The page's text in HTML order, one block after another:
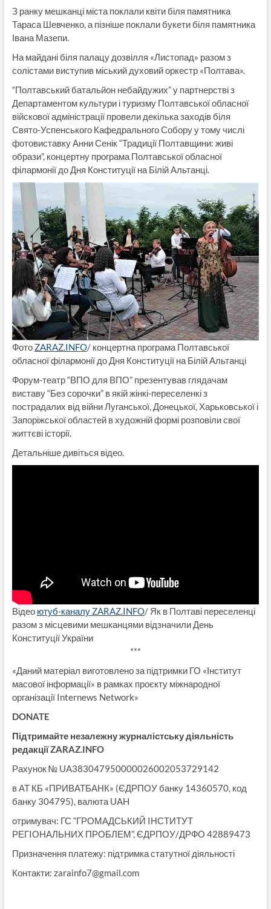
З ранку мешканці міста поклали квіти біля памятника
Тараса Шевченко, а пізніше поклали букети біля памятника
Івана Мазепи.
На майдані біля палацу дозвілля «Листопад» разом з
солістами виступив міський духовий оркестр «Полтава».
“Полтавський батальйон небайдужих” у партнерстві з
Департаментом культури і туризму Полтавської обласної
війскової адміністрації провели декілька заходів біля
Свято-Успенського Кафедрального Собору у тому числі
фотовиставку Анни Сенік “Традиції Полтавщини: живі
образи”, концертну програма Полтавської обласної
філармонії до Дня Конституції на Білій Альтанці.
Фото ZARAZ.INFO/ концертна програма Полтавської
обласної філармонії до Дня Конституції на Білій Альтанці
Форум-театр “ВПО для ВПО” презентував глядачам
виставу “Без сорочки” в якій жінкі-переселенкі з
пострадалих від війни Луганської, Донецької, Харьковської і
Запоріжської областей в художній формі розповіли свої
життєві історії.
Детальніше дивіться відео.
Відео ютуб-каналу ZARAZ.INFO/ Як в Полтаві переселенці
разом з місцевими мешканцями відзначили День
Конституції України
***
«Даний матеріал виготовлено за підтримки ГО «Інститут
масової інформації» в рамках проєкту міжнародної
організації Internews Network»
DONATE
Підтримайте незалежну журналістську діяльність
редакції ZARAZ.INFO
Рахунок № UA383047950000026002053729142
в АТ КБ «ПРИВАТБАНК» (ЄДРПОУ банку 14360570, код
банку 304795), валюта UAH
отримувач: ГС “ГРОМАДСЬКИЙ IНСТИТУТ
РЕГIОНАЛЬНИХ ПРОБЛЕМ”, ЄДРПОУ/ДРФО 42889473
Призначення платежу: підтримка статутної діяльності
Контакти: zarainfo7@gmail.com